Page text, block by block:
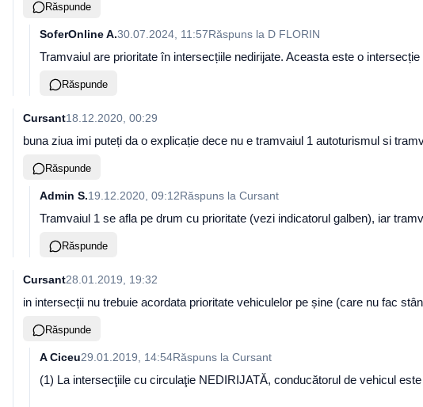
Răspunde
SoferOnline A.30.07.2024, 11:57Răspuns la D FLORIN
Tramvaiul are prioritate în intersecțiile nedirijate. Aceasta este o
Răspunde
Cursant18.12.2020, 00:29
buna ziua imi puteți da o explicație dece nu e tramvaiul 1 autoturismul si
Răspunde
Admin S.19.12.2020, 09:12Răspuns la Cursant
Tramvaiul 1 se afla pe drum cu prioritate (vezi indicatorul galben), iar
Răspunde
Cursant28.01.2019, 19:32
in intersecții nu trebuie acordata prioritate vehiculelor pe șine (care nu fac
Răspunde
A Ciceu29.01.2019, 14:54Răspuns la Cursant
(1) La intersecţiile cu circulaţie NEDIRIJATĂ, conducătorul de vehicul